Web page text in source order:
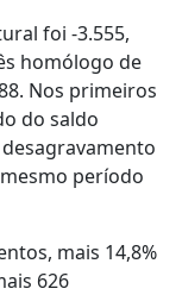
foi -3.555,
homólogo de
Nos primeiros
do saldo
período
mais 14,8%
626